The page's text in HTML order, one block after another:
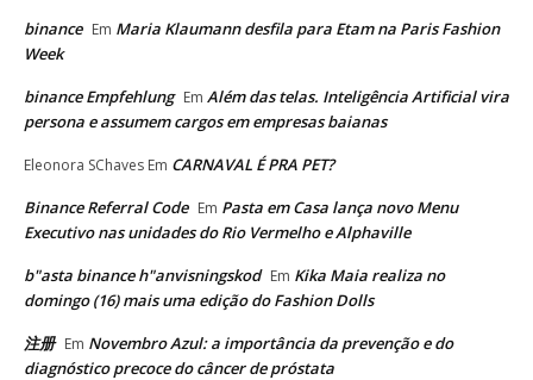
binance Em Maria Klaumann desfila para Etam na Paris Fashion
Week
binance Empfehlung Em Além das telas. Inteligência Artificial vira
persona e assumem cargos em empresas baianas
Eleonora SChaves Em CARNAVAL É PRA PET?
Binance Referral Code Em Pasta em Casa lança novo Menu
Executivo nas unidades do Rio Vermelho e Alphaville
b"asta binance h"anvisningskod Em Kika Maia realiza no
domingo (16) mais uma edição do Fashion Dolls
注册 Em Novembro Azul: a importância da prevenção e do
diagnóstico precoce do câncer de próstata